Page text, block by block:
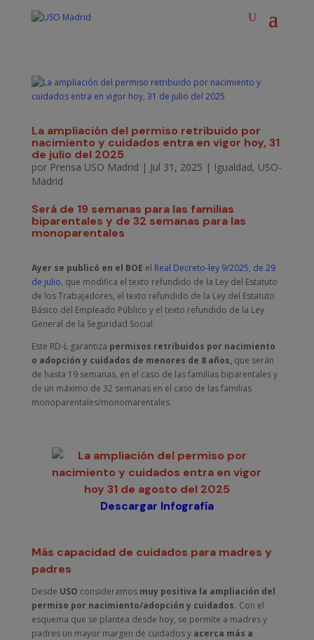
La ampliación del permiso retribuido por
nacimiento y cuidados entra en vigor hoy, 31
de julio del 2025
por Prensa USO Madrid | Jul 31, 2025 | Igualdad, USO-
Madrid
Será de 19 semanas para las familias
biparentales y de 32 semanas para las
monoparentales
Ayer se publicó en el BOE el Real Decreto-ley 9/2025, de 29
de julio, que modifica el texto refundido de la Ley del Estatuto
de los Trabajadores, el texto refundido de la Ley del Estatuto
Básico del Empleado Público y el texto refundido de la Ley
General de la Seguridad Social.
Este RD-L garantiza permisos retribuidos por nacimiento
o adopción y cuidados de menores de 8 años,que serán
de hasta 19 semanas, en el caso de las familias biparentales y
de un máximo de 32 semanas en el caso de las familias
monoparentales/monomarentales.
Descargar Infografía
Más capacidad de cuidados para madres y
padres
Desde USO consideramos muy positiva la ampliación del
permiso por nacimiento/adopción y cuidados. Con el
esquema que se plantea desde hoy, se permite a madres y
padres un mayor margen de cuidados y acerca más a